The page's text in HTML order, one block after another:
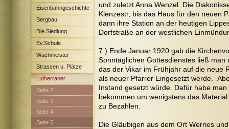
Eisenbahngeschichte
Bergbau
Die Siedlung
Maximilian
Ev.Schule
Wachmeister
Strassen u. Plätze
Lutherraner
Seite 2
Seite 3
Seite 4
Seite 5
und zuletzt Anna Wenzel. Die
Klenzestr, bis das Haus für den neuen
dann ihre Station an der heutigen
Dorfstraße an der westlichen
7.) Ende Januar 1920 gab die
Sonntäglichen Gottesdienstes ließ
das der Vikar im Frühjahr auf die neue
als neuer Pfarrer Eingesetzt werde.
Instand gesetzt würde. Dafür habe
bekommen um wenigstens das
zu Bezahlen.
Die Gläubigen aus dem Ort Werries